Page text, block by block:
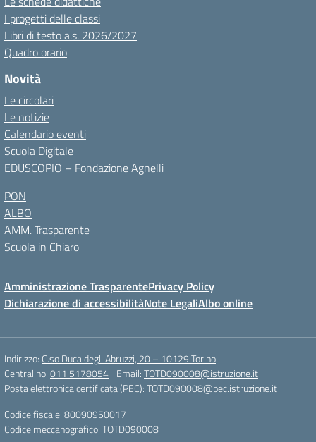
I progetti delle classi
Libri di testo a.s. 2026/2027
Quadro orario
Novità
Le circolari
Le notizie
Calendario eventi
Scuola Digitale
EDUSCOPIO – Fondazione Agnelli
PON
ALBO
AMM. Trasparente
Scuola in Chiaro
Amministrazione TrasparentePrivacy Policy
Dichiarazione di accessibilitàNote LegaliAlbo online
Indirizzo: C.so Duca degli Abruzzi, 20 – 10129 Torino
Centralino:011.5178054 Email:TOTD090008@istruzione.it
Posta elettronica certificata (PEC):TOTD090008@pec.istruzione.it
Codice fiscale: 80090950017
Codice meccanografico:TOTD090008